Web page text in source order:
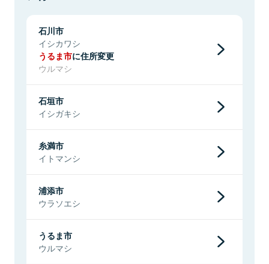
石川市
イシカワシ
うるま市に住所変更
ウルマシ
石垣市
イシガキシ
糸満市
イトマンシ
浦添市
ウラソエシ
うるま市
ウルマシ